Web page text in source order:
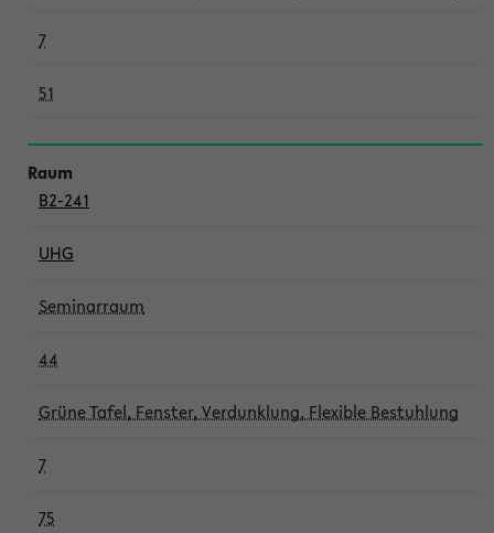
7
51
B2-241
UHG
Seminarraum
44
Grüne Tafel, Fenster, Verdunklung, Flexible Bestuhlung
7
75